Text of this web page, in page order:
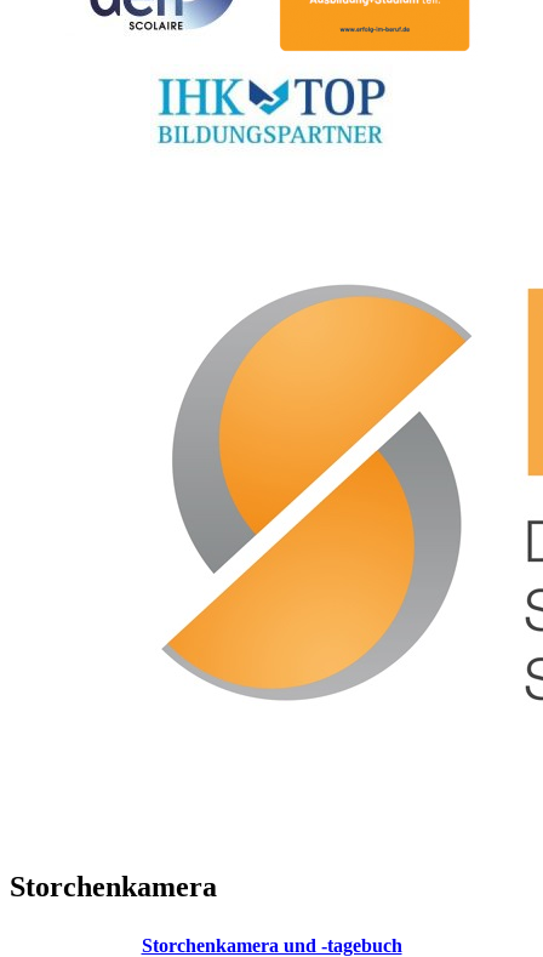
Storchenkamera
Storchenkamera und -tagebuch